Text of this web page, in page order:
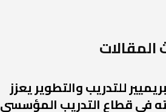
المقالات
للتدريب والتطوير يعزز
في قطاع التدريب المؤسسي